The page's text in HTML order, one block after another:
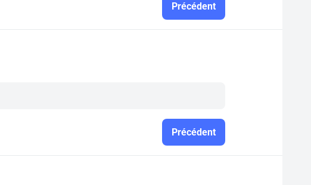
Précédent
Précédent